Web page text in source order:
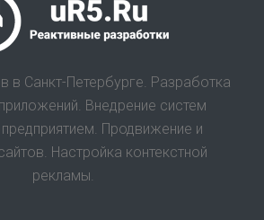
в Санкт-Петербурге. Разработка
Внедрение систем
Продвижение и
Настройка контекстной
рекламы.